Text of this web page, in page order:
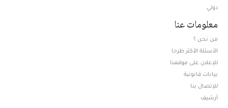
دولي
معلومات عنا
من نحن ؟
الأسئلة الأكثر طرحا
للإعلان على موقعنا
بيانات قانونية
للإتصال بنا
أرشيف